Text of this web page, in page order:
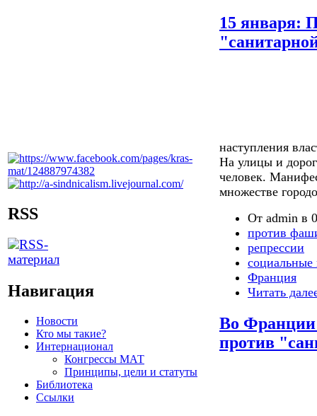
RSS
Навигация
Новости
Кто мы такие?
Интернационал
Конгрессы МАТ
Принципы, цели и статуты
Библиотека
Ссылки
15 января:
наступления
На улицы и
человек.
множестве
От admin в
против
репрессии
социальные
Франция
Читать
Во Франции
против